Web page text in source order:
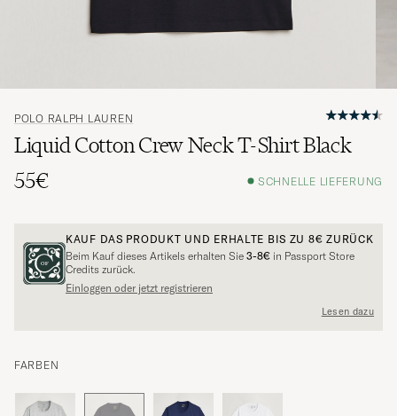
POLO RALPH LAUREN
Liquid Cotton Crew Neck T-Shirt Black
55€
SCHNELLE LIEFERUNG
KAUF DAS PRODUKT UND ERHALTE BIS ZU 8€ ZURÜCK
Beim Kauf dieses Artikels erhalten Sie 3-8€ in Passport Store
Credits zurück.
Einloggen oder jetzt registrieren
Lesen dazu
FARBEN